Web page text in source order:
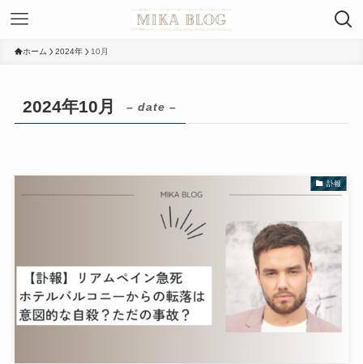
ホーム 2024年 10月
2024年10月 – date –
訃報